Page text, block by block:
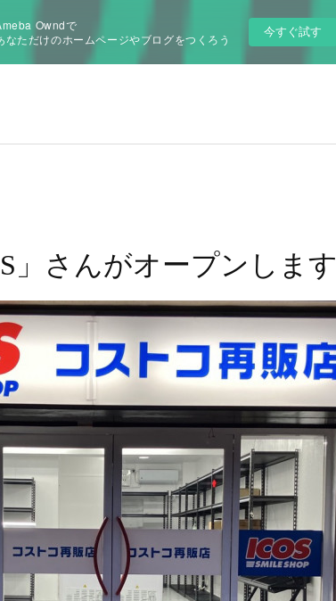
Owndで
なただけのホームページやブログをつくろう
今すぐ試す
」さんがオープンします